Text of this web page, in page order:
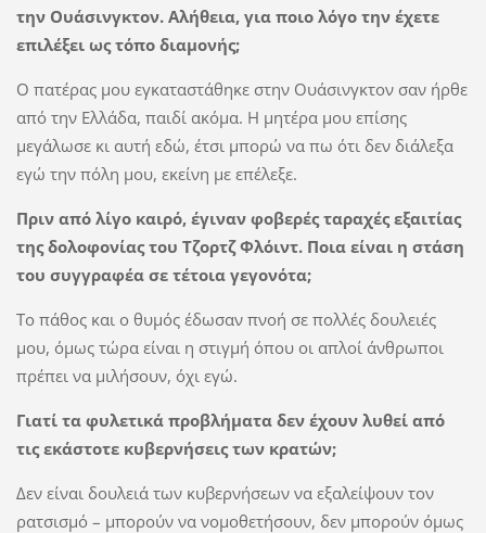
την Ουάσινγκτον. Αλήθεια, για ποιο λόγο την έχετε
επιλέξει ως τόπο διαμονής;
Ο πατέρας μου εγκαταστάθηκε στην Ουάσινγκτον σαν ήρθε
από την Ελλάδα, παιδί ακόμα. Η μητέρα μου επίσης
μεγάλωσε κι αυτή εδώ, έτσι μπορώ να πω ότι δεν διάλεξα
εγώ την πόλη μου, εκείνη με επέλεξε.
Πριν από λίγο καιρό, έγιναν φοβερές ταραχές εξαιτίας
της δολοφονίας του Τζορτζ Φλόιντ. Ποια είναι η στάση
του συγγραφέα σε τέτοια γεγονότα;
Το πάθος και ο θυμός έδωσαν πνοή σε πολλές δουλειές
μου, όμως τώρα είναι η στιγμή όπου οι απλοί άνθρωποι
πρέπει να μιλήσουν, όχι εγώ.
Γιατί τα φυλετικά προβλήματα δεν έχουν λυθεί από
τις εκάστοτε κυβερνήσεις των κρατών;
Δεν είναι δουλειά των κυβερνήσεων να εξαλείψουν τον
ρατσισμό – μπορούν να νομοθετήσουν, δεν μπορούν όμως